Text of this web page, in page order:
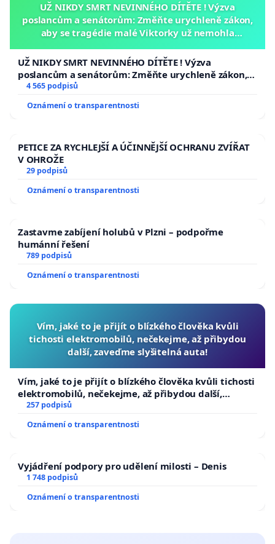
UŽ NIKDY SMRT NEVINNÉHO DÍTĚTE ! Výzva
poslancům a senátorům: Změňte urychleně zákon,
aby se tragédie malé Viktorky už nemohla
UŽ NIKDY SMRT NEVINNÉHO DÍTĚTE ! Výzva
poslancům a senátorům: Změňte urychleně zákon,
aby se tragédie malé Viktorky už nemohla opakovat!
4 565 podpisů
Oznámení o transparentnosti
PETICE ZA RYCHLEJŠÍ A ÚČINNĚJŠÍ OCHRANU ZVÍŘAT
V OHROŽE
29 podpisů
Oznámení o transparentnosti
Zastavme zabíjení holubů v Plzni – podpořme
humánní řešení
789 podpisů
Oznámení o transparentnosti
Vím, jaké to je přijít o blízkého člověka kvůli
tichosti elektromobilů, nečekejme, až přibydou
další, zaveďme slyšitelná auta!
Vím, jaké to je přijít o blízkého člověka kvůli tichosti
elektromobilů, nečekejme, až přibydou další,
zaveďme slyšitelná auta!
257 podpisů
Oznámení o transparentnosti
Vyjádření podpory pro udělení milosti – Denis
1 748 podpisů
Oznámení o transparentnosti